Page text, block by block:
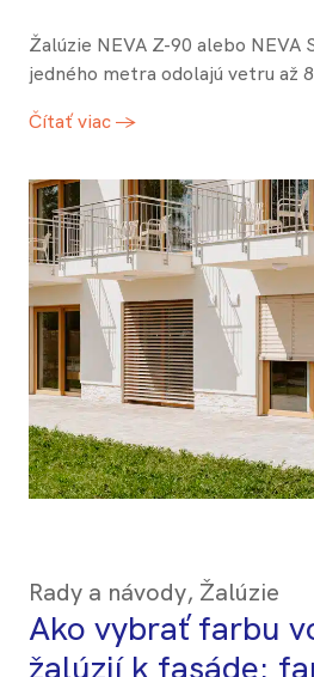
Žalúzie NEVA Z-90 alebo NEVA
jedného metra odolajú vetru až
Čítať viac →
Rady a návody, Žalúzie
Ako vybrať farbu
žalúzií k fasáde: